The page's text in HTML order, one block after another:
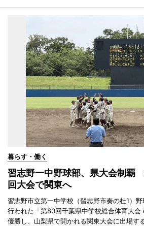
暮らす・働く
習志野一中野球部、県大会制
回大会で関東へ
習志野市立第一中学校（習志野市奏の杜1）
行われた「第80回千葉県中学校総合体育大会
優勝し、山梨県で開かれる関東大会に出場する